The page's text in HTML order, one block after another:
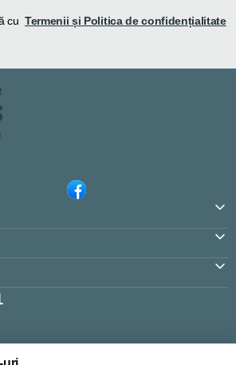
cu Termenii și Politica de confidențialitate